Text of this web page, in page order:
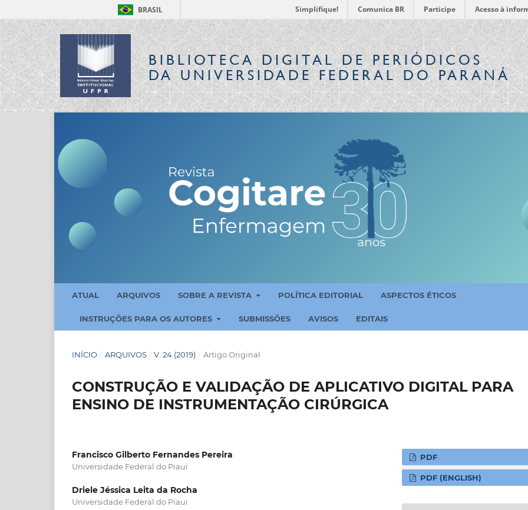
BRASIL Simplifique! Comunica BR Participe Acesso à
BIBLIOTECA DIGITALDE PERIÓDICOS
DA UNIVERSIDADE FEDERAL DO PARANÁ
ATUAL ARQUIVOS SOBRE A REVISTA POLÍTICA EDITORIAL ASPECTOS ÉTICOS
INSTRUÇÕES PARA OS AUTORES SUBMISSÕES AVISOS EDITAIS
INÍCIO / ARQUIVOS / V. 24 (2019) / Artigo Original
CONSTRUÇÃO E VALIDAÇÃO DE APLICATIVO DIGITAL PARA
ENSINO DE INSTRUMENTAÇÃO CIRÚRGICA
Francisco Gilberto Fernandes Pereira
Universidade Federal do Piauí
Driele Jéssica Leita da Rocha
Universidade Federal do Piaui
PDF
PDF (ENGLISH)